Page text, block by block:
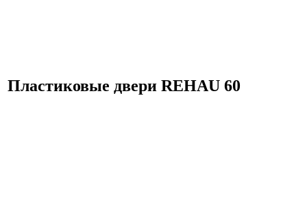
Пластиковые двери REHAU 60